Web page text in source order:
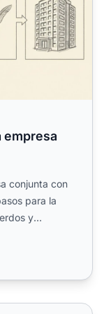
empresa
conjunta con
para la
y